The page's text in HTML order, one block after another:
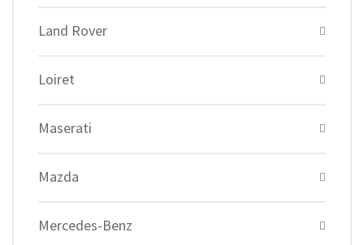
Land Rover
Loiret
Maserati
Mazda
Mercedes-Benz